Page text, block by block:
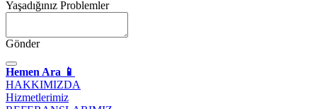
Yaşadığınız Problemler
Gönder
Hemen Ara 📱
HAKKIMIZDA
Hizmetlerimiz